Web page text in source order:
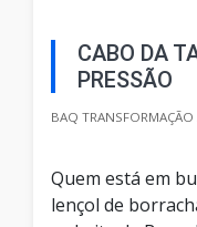
CABO DA
PRESSÃO
BAQ
Quem está em
lençol de